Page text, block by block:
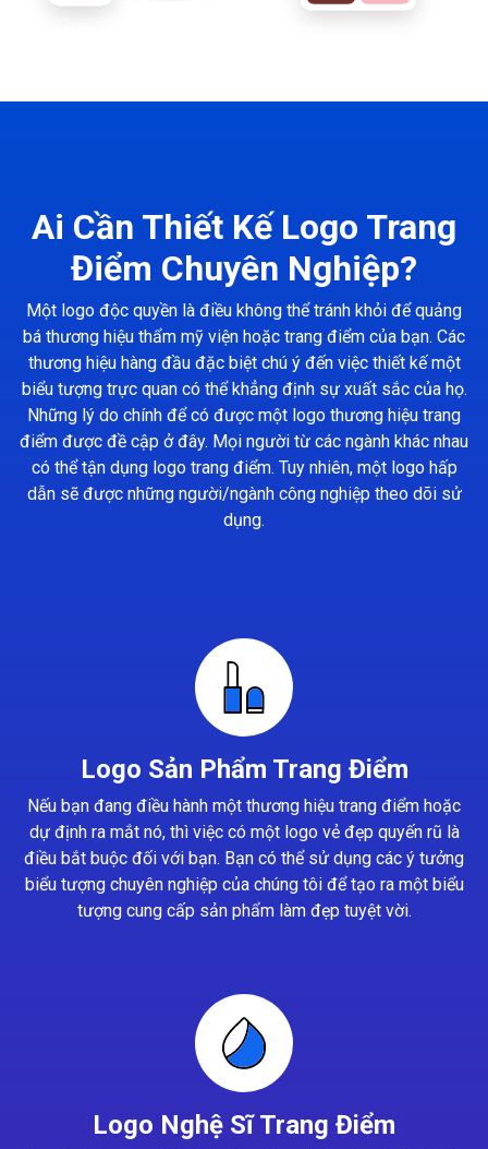
Ai Cần Thiết Kế Logo Trang
Điểm Chuyên Nghiệp?
Một logo độc quyền là điều không thể tránh khỏi để quảng
bá thương hiệu thẩm mỹ viện hoặc trang điểm của bạn. Các
thương hiệu hàng đầu đặc biệt chú ý đến việc thiết kế một
biểu tượng trực quan có thể khẳng định sự xuất sắc của họ.
Những lý do chính để có được một logo thương hiệu trang
điểm được đề cập ở đây. Mọi người từ các ngành khác nhau
có thể tận dụng logo trang điểm. Tuy nhiên, một logo hấp
dẫn sẽ được những người/ngành công nghiệp theo dõi sử
dụng.
Logo Sản Phẩm Trang Điểm
Nếu bạn đang điều hành một thương hiệu trang điểm hoặc
dự định ra mắt nó, thì việc có một logo vẻ đẹp quyến rũ là
điều bắt buộc đối với bạn. Bạn có thể sử dụng các ý tưởng
biểu tượng chuyên nghiệp của chúng tôi để tạo ra một biểu
tượng cung cấp sản phẩm làm đẹp tuyệt vời.
Logo Nghệ Sĩ Trang Điểm